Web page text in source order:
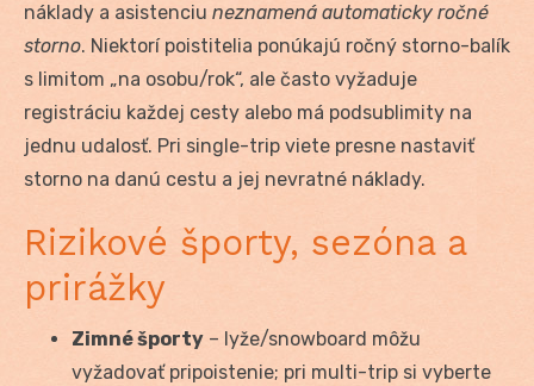
náklady a asistenciu neznamená automaticky ročné
storno. Niektorí poistitelia ponúkajú ročný storno-balík
s limitom „na osobu/rok“, ale často vyžaduje
registráciu každej cesty alebo má podsublimity na
jednu udalosť. Pri single-trip viete presne nastaviť
storno na danú cestu a jej nevratné náklady.
Rizikové športy, sezóna a
prirážky
Zimné športy – lyže/snowboard môžu
vyžadovať pripoistenie; pri multi-trip si vyberte